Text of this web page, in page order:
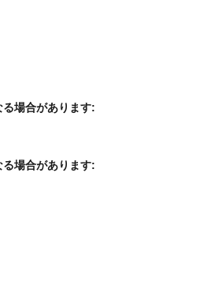
場合があります:
場合があります: